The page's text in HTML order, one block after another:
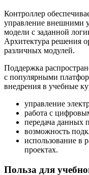
Контроллер
управление внешними
модели с заданной
Архитектура решения
различных модулей.
Поддержка
с популярными
внедрения в учебные
управление
работа с
передача данных
возможность
использование в
проектах.
Польза для